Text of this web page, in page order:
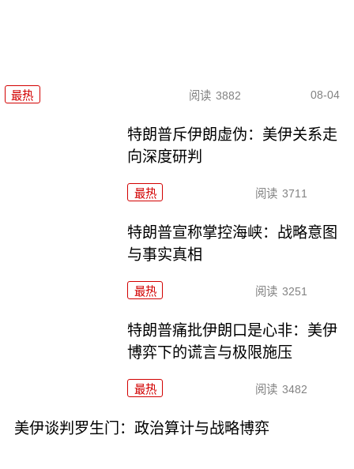
最热 阅读 3882 08-04
特朗普斥伊朗虚伪：美伊关系走
向深度研判
最热 阅读 3711
特朗普宣称掌控海峡：战略意图
与事实真相
最热 阅读 3251
特朗普痛批伊朗口是心非：美伊
博弈下的谎言与极限施压
最热 阅读 3482
美伊谈判罗生门：政治算计与战略博弈